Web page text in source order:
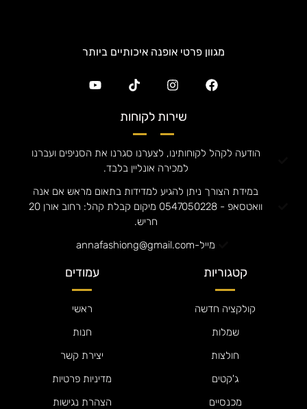
מגוון פרטי אופנה איכותיים ביותר
שירות לקוחות
הודעה לקהל לקוחותינו, לצערנו סגרנו את הסניפים ועברנו
למכירה אונליין בלבד.
במידת הצורך ניתן להגיע למדידות בתאום מראש אם אנה
וואטסאפ - 0547050228 מיקום קבלת קהל: רחוב אורן 20
קטגוריות
קולקציה חדשה
עמודים
יצירת קשר
מדיניות פרטיות
הצהרת נגישות